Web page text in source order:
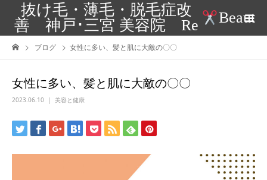
抜け毛・薄毛・脱毛症改
善 神戸･三宮 美容院 Re
Beaut
ブログ 女性に多い、髪と肌に大敵の〇〇
女性に多い、髪と肌に大敵の〇〇
2023.06.10 美容と健康